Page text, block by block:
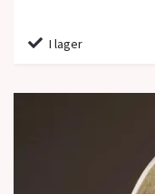
I lager